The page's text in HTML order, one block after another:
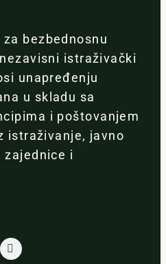
bezbednosnu
istraživački
unapređenju
u skladu sa
i poštovanjem
istraživanje, javno
zajednice i